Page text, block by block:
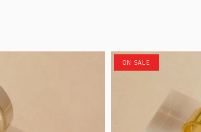
ON SALE